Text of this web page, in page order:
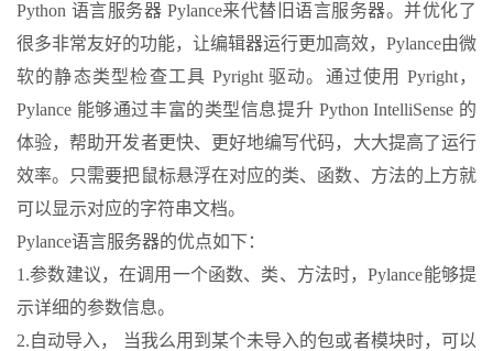
Python 语言服务器 Pylance来代替旧语言服务器。并优化了
很多非常友好的功能，让编辑器运行更加高效，Pylance由微
软的静态类型检查工具 Pyright 驱动。通过使用 Pyright，
Pylance 能够通过丰富的类型信息提升 Python IntelliSense 的
体验，帮助开发者更快、更好地编写代码，大大提高了运行
效率。只需要把鼠标悬浮在对应的类、函数、方法的上方就
可以显示对应的字符串文档。
Pylance语言服务器的优点如下：
1.参数建议，在调用一个函数、类、方法时，Pylance能够提
示详细的参数信息。
2.自动导入， 当我么用到某个未导入的包或者模块时，可以